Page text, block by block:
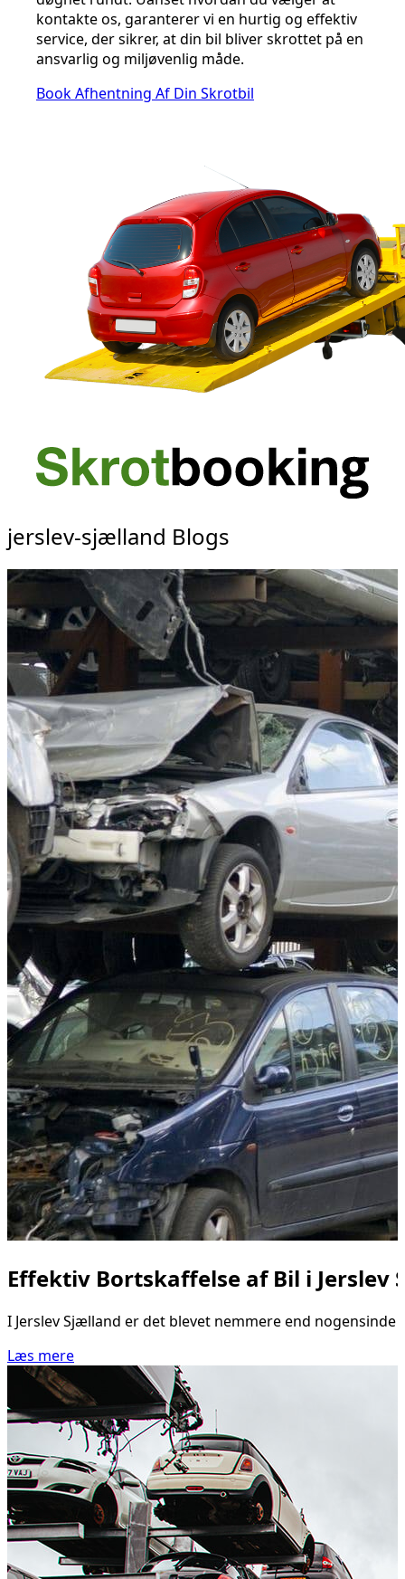
kontakte os, garanterer vi en hurtig og effektiv
service, der sikrer, at din bil bliver skrottet på en
ansvarlig og miljøvenlig måde.
Book Afhentning Af Din Skrotbil
jerslev-sjælland Blogs
Effektiv Bortskaffelse af Bil i Jerslev
I Jerslev Sjælland er det blevet nemmere end
Læs mere